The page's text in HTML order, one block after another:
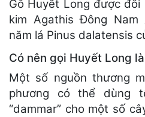
Gỗ Huyết Long được đối
kim Agathis Đông
năm lá Pinus dalatensis
Có nên gọi Huyết Long
Một số nguồn thương
phương có thể dùng
“dammar” cho một số